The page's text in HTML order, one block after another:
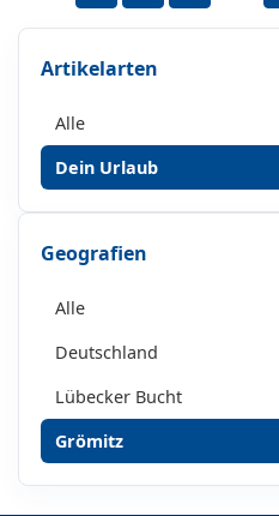
Artikelarten
Alle
Dein Urlaub
Geografien
Alle
Deutschland
Lübecker Bucht
Grömitz